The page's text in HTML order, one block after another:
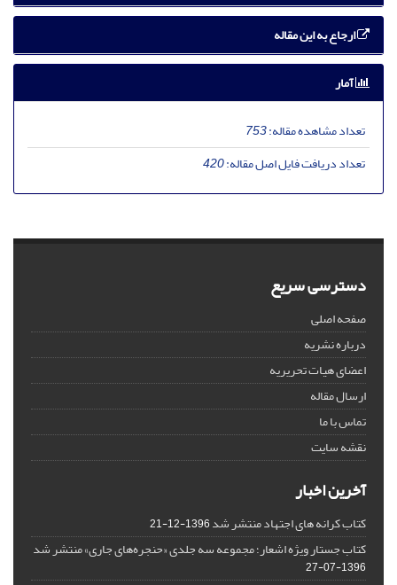
ارجاع به این مقاله
آمار
تعداد مشاهده مقاله:753
تعداد دریافت فایل اصل مقاله:420
دسترسی سریع
صفحه اصلی
درباره نشریه
اعضای هیات تحریریه
ارسال مقاله
تماس با ما
نقشه سایت
آخرین اخبار
کتاب کرانه های اجتهاد منتشر شد1396-12-21
کتاب جستار ویژه اشعار؛ مجموعه سه جلدی «حنجره‌های جاری» منتشر شد
1396-07-27